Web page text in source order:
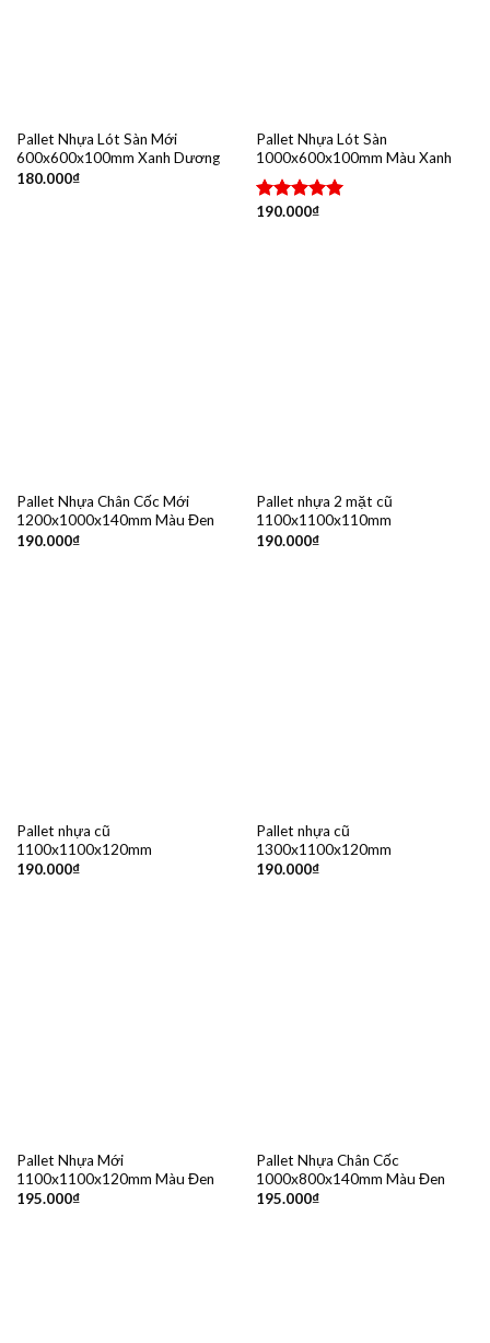
Pallet Nhựa Lót Sàn Mới
600x600x100mm Xanh Dương
180.000₫
Pallet Nhựa Lót Sàn
1000x600x100mm Màu Xanh
Được xếp
190.000₫
Pallet Nhựa Chân Cốc Mới
1200x1000x140mm Màu Đen
190.000₫
Pallet nhựa 2 mặt cũ
1100x1100x110mm
190.000₫
Pallet nhựa cũ
1100x1100x120mm
190.000₫
Pallet nhựa cũ
1300x1100x120mm
190.000₫
Pallet Nhựa Mới
1100x1100x120mm Màu Đen
195.000₫
Pallet Nhựa Chân Cốc
1000x800x140mm Màu Đen
195.000₫